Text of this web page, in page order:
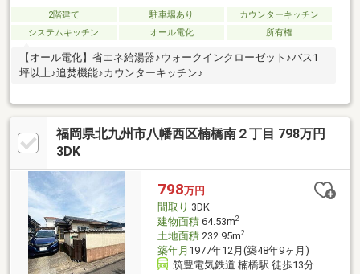
2階建て 駐車場あり
カウンターキッチン
システムキッチン
オール電化 所有権
【オール電化】省エネ給湯器♪ウォークインクローゼット♪バス1
坪以上♪追焚機能♪カウンターキッチン♪
福岡県北九州市八幡西区楠橋南２丁目 798万円
3DK
798万円
間取り 3DK
建物面積64.53m2
土地面積232.95m2
築年月 1977年12月(築48年9ヶ月)
筑豊電気鉄道 楠橋駅 徒歩13分